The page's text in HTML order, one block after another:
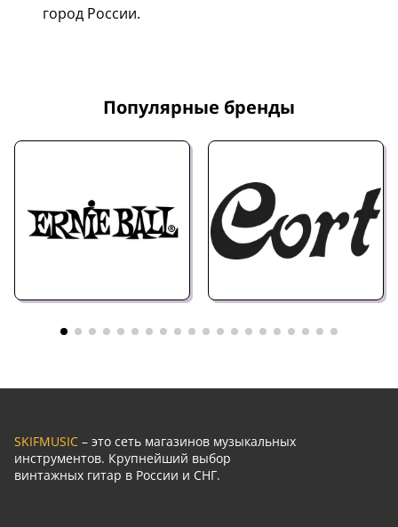
город России.
Популярные бренды
SKIFMUSIC – это сеть магазинов музыкальных
инструментов. Крупнейший выбор
винтажных гитар в России и СНГ.